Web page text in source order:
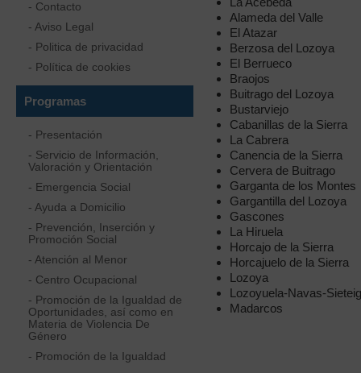
- Contacto
- Aviso Legal
- Politica de privacidad
- Política de cookies
Programas
- Presentación
- Servicio de Información,
Valoración y Orientación
- Emergencia Social
- Ayuda a Domicilio
- Prevención, Inserción y
Promoción Social
- Atención al Menor
- Centro Ocupacional
- Promoción de la Igualdad de
Oportunidades, así como en
Materia de Violencia De
Género
- Promoción de la Igualdad
Alameda del Valle
El Atazar
Berzosa del Lozoya
El Berrueco
Braojos
Buitrago del Lozoya
Bustarviejo
Cabanillas de la Sierra
La Cabrera
Canencia de la Sierra
Cervera de Buitrago
Garganta de los Montes
Gargantilla del Lozoya
Gascones
La Hiruela
Horcajo de la Sierra
Horcajuelo de la Sierra
Lozoya
Lozoyuela-Navas-
Madarcos